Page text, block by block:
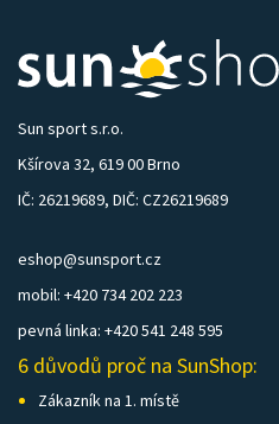
Sun sport s.r.o.
Kšírova 32, 619 00 Brno
IČ: 26219689, DIČ: CZ26219689
eshop@sunsport.cz
mobil: +420 734 202 223
pevná linka: +420 541 248 595
6 důvodů proč na SunShop:
Zákazník na 1. místě